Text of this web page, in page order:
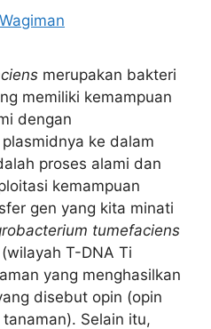
merupakan bakteri
memiliki kemampuan
dengan
ke dalam
proses alami dan
kemampuan
gen yang kita minati
tumefaciens
T-DNA Ti
yang menghasilkan
disebut opin (opin
Selain itu,